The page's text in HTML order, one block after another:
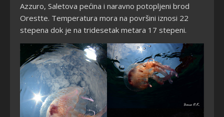
Azzuro, Saletova pećina i naravno potopljeni brod
Orestte. Temperatura mora na površini iznosi 22
stepena dok je na tridesetak metara 17 stepeni.